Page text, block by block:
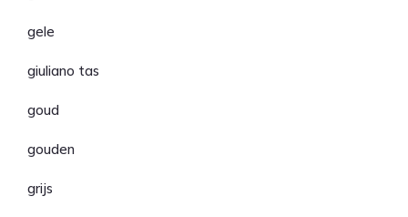
gele
giuliano tas
goud
gouden
grijs